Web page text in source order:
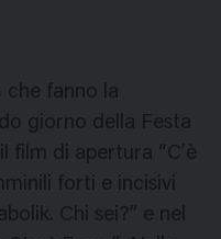
che fanno la
giorno della Festa
film di apertura “C’è
forti e incisivi
Chi sei?” e nel